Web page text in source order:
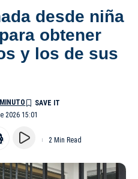
desde niña
obtener
y los de sus
2026 15:01
2 Min Read